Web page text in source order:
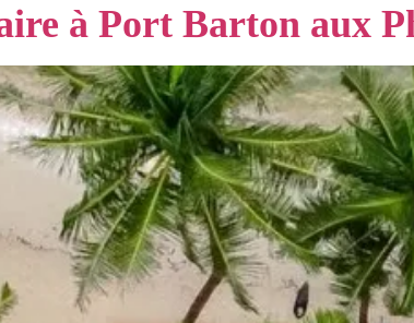
à Port Barton aux